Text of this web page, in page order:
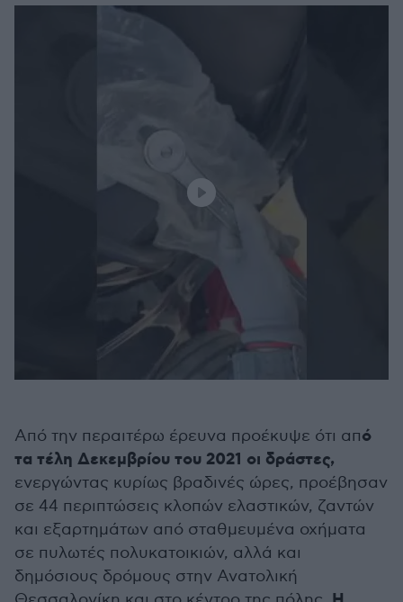
Από την περαιτέρω έρευνα προέκυψε ότι από
τα τέλη Δεκεμβρίου του 2021 οι δράστες,
ενεργώντας κυρίως βραδινές ώρες, προέβησαν
σε 44 περιπτώσεις κλοπών ελαστικών, ζαντών
και εξαρτημάτων από σταθμευμένα οχήματα
σε πυλωτές πολυκατοικιών, αλλά και
δημόσιους δρόμους στην Ανατολική